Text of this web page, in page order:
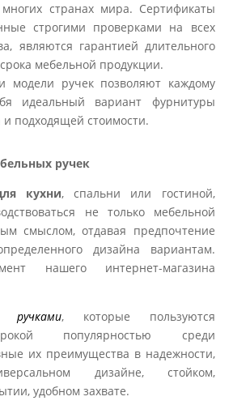
странах мира. Сертификаты
строгими проверками на всех
являются гарантией длительного
мебельной продукции.
модели ручек позволяют каждому
идеальный вариант фурнитуры
и подходящей стоимости.
ручек
кухни, спальни или гостиной,
не только мебельной
смыслом, отдавая предпочтение
дизайна вариантам.
нашего интернет-магазина
ручками, которые пользуются
популярностью среди
их преимущества в надежности,
дизайне, стойком,
удобном захвате.